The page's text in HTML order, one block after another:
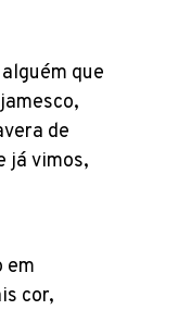
que
de
já vimos,
em
cor,